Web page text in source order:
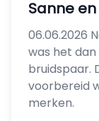
Sanne
06.06.2026
was het
bruidspaar.
voorbereid
merken.